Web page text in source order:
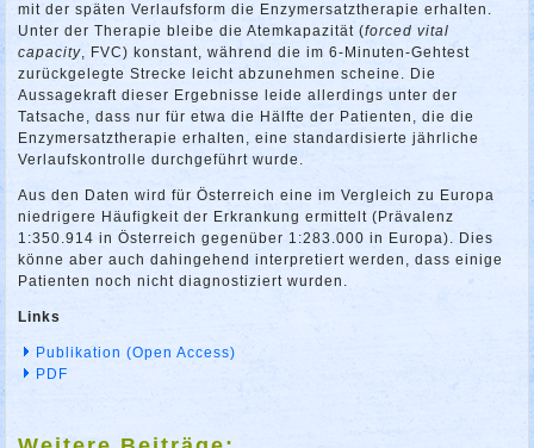
mit der späten Verlaufsform die Enzymersatztherapie erhalten.
Unter der Therapie bleibe die Atemkapazität (forced vital
capacity, FVC) konstant, während die im 6-Minuten-Gehtest
zurückgelegte Strecke leicht abzunehmen scheine. Die
Aussagekraft dieser Ergebnisse leide allerdings unter der
Tatsache, dass nur für etwa die Hälfte der Patienten, die die
Enzymersatztherapie erhalten, eine standardisierte jährliche
Verlaufskontrolle durchgeführt wurde.
Aus den Daten wird für Österreich eine im Vergleich zu Europa
niedrigere Häufigkeit der Erkrankung ermittelt (Prävalenz
1:350.914 in Österreich gegenüber 1:283.000 in Europa). Dies
könne aber auch dahingehend interpretiert werden, dass einige
Patienten noch nicht diagnostiziert wurden.
Links
Publikation (Open Access)
PDF